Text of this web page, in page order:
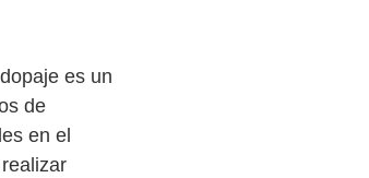
es un
de
en el